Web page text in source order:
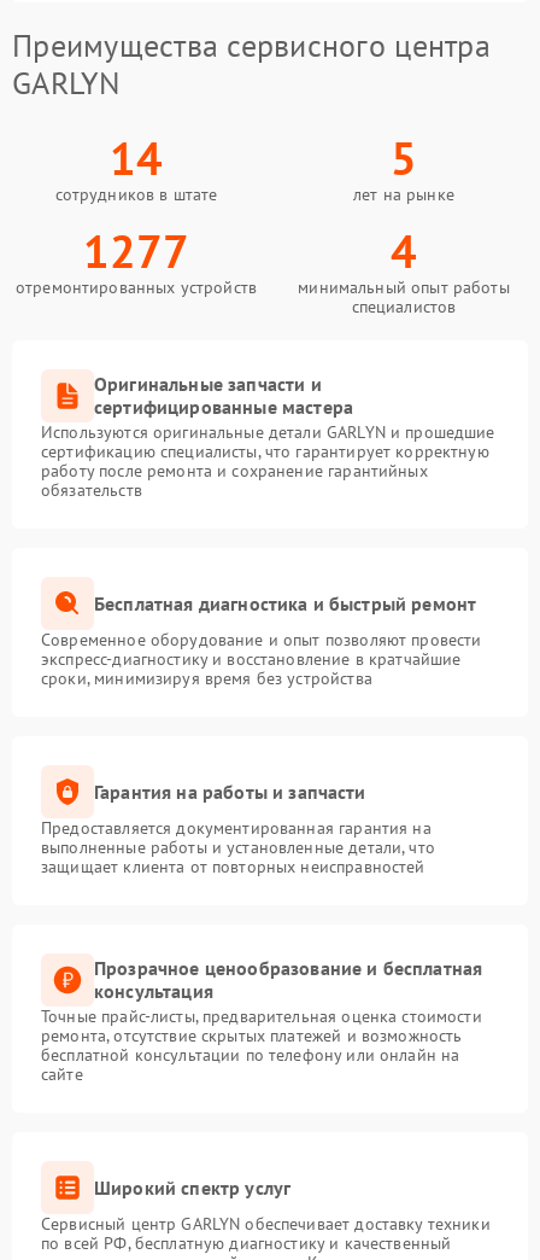
Преимущества сервисного центра
GARLYN
14
сотрудников в штате
5
лет на рынке
1277
отремонтированных устройств
4
минимальный опыт работы
специалистов
Оригинальные запчасти и
сертифицированные мастера
Используются оригинальные детали GARLYN и прошедшие
сертификацию специалисты, что гарантирует корректную
работу после ремонта и сохранение гарантийных
обязательств
Бесплатная диагностика и быстрый ремонт
Современное оборудование и опыт позволяют провести
экспресс-диагностику и восстановление в кратчайшие
сроки, минимизируя время без устройства
Гарантия на работы и запчасти
Предоставляется документированная гарантия на
выполненные работы и установленные детали, что
защищает клиента от повторных неисправностей
Прозрачное ценообразование и бесплатная
консультация
Точные прайс-листы, предварительная оценка стоимости
ремонта, отсутствие скрытых платежей и возможность
бесплатной консультации по телефону или онлайн на
сайте
Широкий спектр услуг
Сервисный центр GARLYN обеспечивает доставку техники
по всей РФ, бесплатную диагностику и качественный